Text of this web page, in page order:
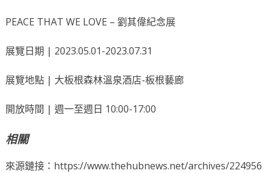
PEACE THAT WE LOVE – 劉其偉紀念展
展覽日期 | 2023.05.01-2023.07.31
展覽地點 | 大板根森林溫泉酒店-板根藝廊
開放時間 | 週一至週日 10:00-17:00
相關
來源鏈接：https://www.thehubnews.net/archives/224956